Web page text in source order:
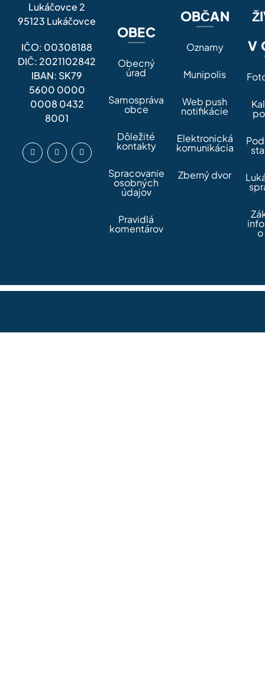
Lukáčovce 2
95123 Lukáčovce
IČO: 00308188
DIČ: 2021102842
IBAN: SK79
5600 0000
0008 0432
8001
OBEC
Obecný
úrad
Samospráva
obce
Dôležité
kontakty
Spracovanie
osobných
údajov
Pravidlá
komentárov
OBČAN
Oznamy
Munipolis
Web push
notifikácie
Elektronická
komunikácia
Zberný dvor
V